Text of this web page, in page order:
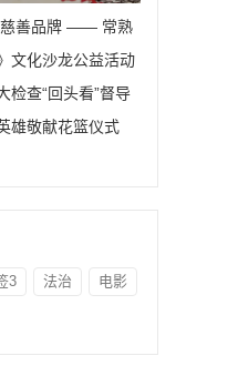
慈善品牌 —— 常熟
育基地授牌仪式
文化沙龙公益活动
检查“回头看”督导
雄敬献花篮仪式
3 法治 电影